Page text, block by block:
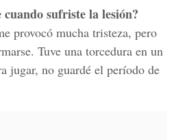
sufriste la lesión?
provocó mucha tristeza, pero
Tuve una torcedura en un
jugar, no guardé el período de